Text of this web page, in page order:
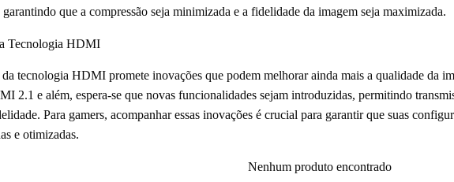
que a compressão seja minimizada e a fidelidade da imagem seja maximizada.
Tecnologia HDMI
tecnologia HDMI promete inovações que podem melhorar ainda mais a qualidade da
2.1 e além, espera-se que novas funcionalidades sejam introduzidas, permitindo
Para gamers, acompanhar essas inovações é crucial para garantir que suas
e otimizadas.
Nenhum produto encontrado